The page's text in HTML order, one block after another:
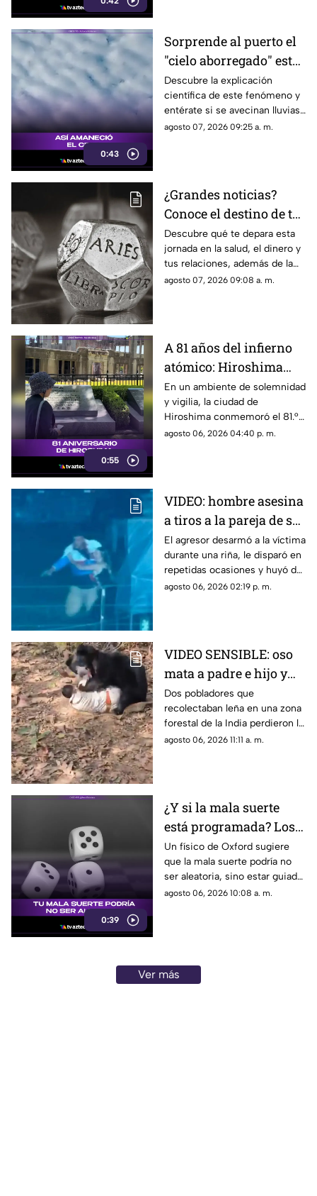
0:43
Sorprende al puerto el
"cielo aborregado" este
viernes: ¿Qué nos
espera en el clima?
Descubre la explicación
científica de este fenómeno y
entérate si se avecinan lluvias
o buen tiempo.
agosto 07, 2026 09:25 a. m.
¿Grandes noticias?
Conoce el destino de tu
signo para este viernes
Descubre qué te depara esta
jornada en la salud, el dinero y
tus relaciones, además de la
palabra clave para guiar tus
agosto 07, 2026 09:08 a. m.
0:55
A 81 años del infierno
atómico: Hiroshima
exige a las potencias el
fin de la era nuclear
En un ambiente de solemnidad
y vigilia, la ciudad de
Hiroshima conmemoró el 81.°
aniversario del devastador
agosto 06, 2026 04:40 p. m.
VIDEO: hombre asesina
a tiros a la pareja de su
ex tras pelea en rodeo
El agresor desarmó a la víctima
durante una riña, le disparó en
repetidas ocasiones y huyó de
la escena.
agosto 06, 2026 02:19 p. m.
VIDEO SENSIBLE: oso
mata a padre e hijo y
deja a una persona
herida
Dos pobladores que
recolectaban leña en una zona
forestal de la India perdieron la
vida; un oficial fue reportado
agosto 06, 2026 11:11 a. m.
0:39
¿Y si la mala suerte
está programada? Los
patrones ocultos detrás
del azar
Un físico de Oxford sugiere
que la mala suerte podría no
ser aleatoria, sino estar guiada
por leyes ocultas y fuerzas
agosto 06, 2026 10:08 a. m.
Ver más